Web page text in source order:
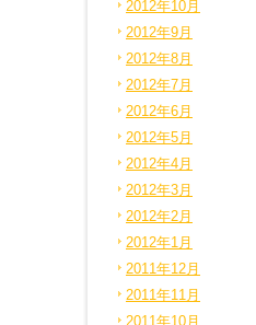
2012年10月
2012年9月
2012年8月
2012年7月
2012年6月
2012年5月
2012年4月
2012年3月
2012年2月
2012年1月
2011年12月
2011年11月
2011年10月